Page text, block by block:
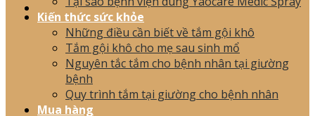
Kiến thức sức khỏe
Những điều cần biết về tắm gội khô
Tắm gội khô cho mẹ sau sinh mổ
Nguyên tắc tắm cho bệnh nhân tại giường
bệnh
Quy trình tắm tại giường cho bệnh nhân
Mua hàng